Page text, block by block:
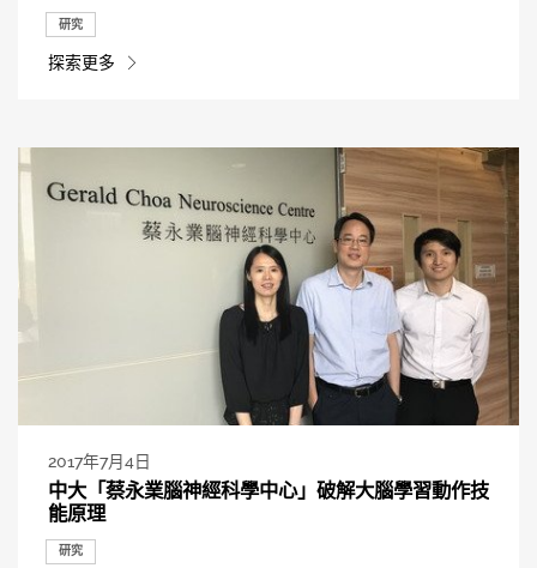
研究
探索更多
2017年7月4日
中大「蔡永業腦神經科學中心」破解大腦學習動作技
能原理
研究